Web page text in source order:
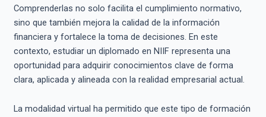
Comprenderlas no solo facilita el cumplimiento normativo,
sino que también mejora la calidad de la información
financiera y fortalece la toma de decisiones. En este
contexto, estudiar un diplomado en NIIF representa una
oportunidad para adquirir conocimientos clave de forma
clara, aplicada y alineada con la realidad empresarial actual.
La modalidad virtual ha permitido que este tipo de formación